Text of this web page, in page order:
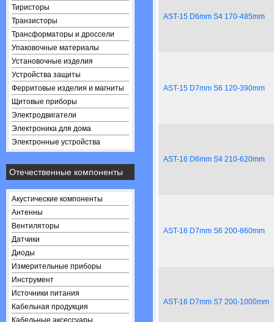
Тиристоры
Транзисторы
Трансформаторы и дроссели
Упаковочные материалы
Установочные изделия
Устройства защиты
Ферритовые изделия и магниты
Щитовые приборы
Электродвигатели
Электроника для дома
Электронные устройства
Отечественные компоненты
Акустические компоненты
Антенны
Вентиляторы
Датчики
Диоды
Измерительные приборы
Инструмент
Источники питания
Кабельная продукция
Кабельные аксессуары
AST-15 D6mm S4 170-485mm
AST-15 D7mm S6 120-390mm
AST-16 D6mm S4 210-620mm
AST-16 D7mm S6 200-860mm
AST-16 D7mm S7 200-1000mm